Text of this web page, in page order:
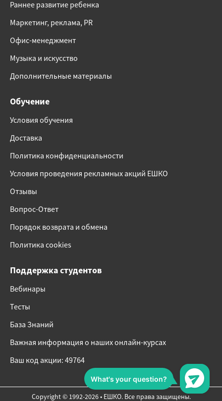
Раннее развитие ребенка
Маркетинг, реклама, PR
Офис-менеджмент
Музыка и искусство
Дополнительные материалы
Обучение
Условия обучения
Доставка
Политика конфиденциальности
Условия проведения рекламных акций ЕШКО
Отзывы
Вопрос-Ответ
Порядок возврата и обмена
Политика cookies
Поддержка студентов
Вебинары
Тесты
База Знаний
Важная информация о наших онлайн-курсах
Ваш код акции: 49764
Copyright © 1992-2026 • ЕШКО. Все права защищены.